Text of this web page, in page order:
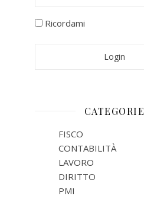
Ricordami
CATEGORIE
FISCO
CONTABILITÀ
LAVORO
DIRITTO
PMI